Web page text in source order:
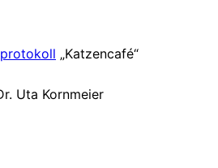
„Katzencafé“
Uta Kornmeier